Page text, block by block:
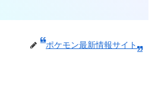
ポケモン最新情報サイト